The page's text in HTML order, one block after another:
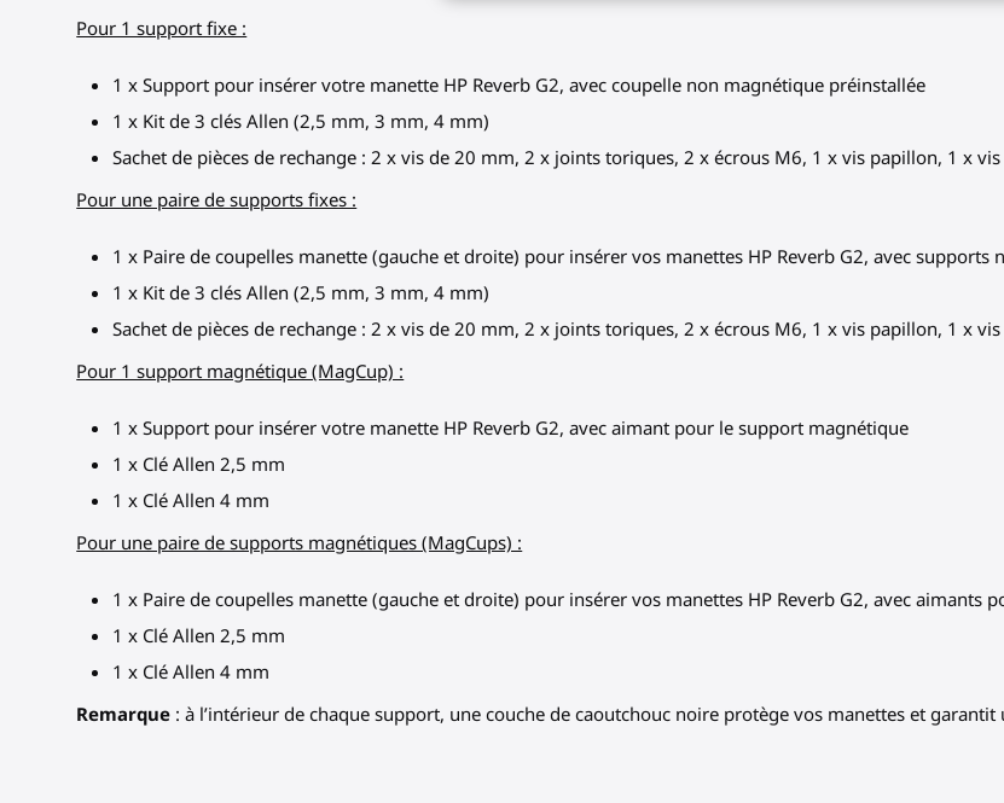
Pour 1 support fixe :
1 x Support pour insérer votre manette HP Reverb G2, avec coupelle non magnétique préinstallée
1 x Kit de 3 clés Allen (2,5 mm, 3 mm, 4 mm)
Sachet de pièces de rechange : 2 x vis de 20 mm, 2 x joints toriques, 2 x écrous M6, 1 x vis papillon, 1 x
Pour une paire de supports fixes :
1 x Paire de coupelles manette (gauche et droite) pour insérer vos manettes HP Reverb G2, avec supports
1 x Kit de 3 clés Allen (2,5 mm, 3 mm, 4 mm)
Sachet de pièces de rechange : 2 x vis de 20 mm, 2 x joints toriques, 2 x écrous M6, 1 x vis papillon, 1 x
Pour 1 support magnétique (MagCup) :
1 x Support pour insérer votre manette HP Reverb G2, avec aimant pour le support magnétique
1 x Clé Allen 2,5 mm
1 x Clé Allen 4 mm
Pour une paire de supports magnétiques (MagCups) :
1 x Paire de coupelles manette (gauche et droite) pour insérer vos manettes HP Reverb G2, avec aimants
1 x Clé Allen 2,5 mm
1 x Clé Allen 4 mm
Remarque : à l’intérieur de chaque support, une couche de caoutchouc noire protège vos manettes et